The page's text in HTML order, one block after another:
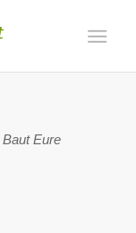
Baut Eure